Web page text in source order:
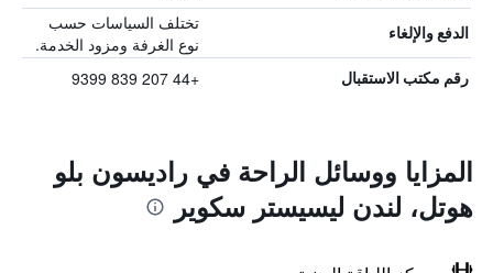
الدفع والإلغاء
تختلف السياسات حسب
نوع الغرفة ومزود الخدمة.
رقم مكتب الاستقبال +44 207 839 9399
المزايا ووسائل الراحة في راديسون بلو
هوتل، لندن ليسيستر سكوير